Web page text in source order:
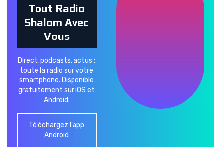
Tout Radio
Shalom Avec
Vous
Direct, podcasts, actus :
toute la radio sur votre
smartphone. Disponible
gratuitement sur iOS et
Android.
Téléchargez l'app
Android